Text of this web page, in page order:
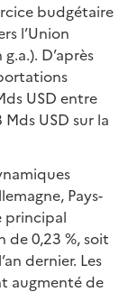
budgétaire
l’Union
D’après
USD entre
USD sur la
Pays-
principal
de 0,23 %, soit
dernier. Les
augmenté de